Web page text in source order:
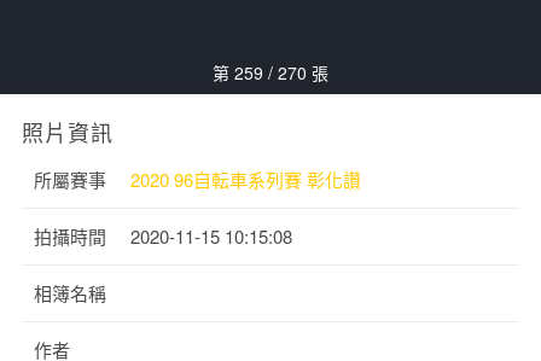
第 259 / 270 張
照片資訊
所屬賽事 2020 96自転車系列賽 彰化讚
拍攝時間 2020-11-15 10:15:08
相簿名稱
作者